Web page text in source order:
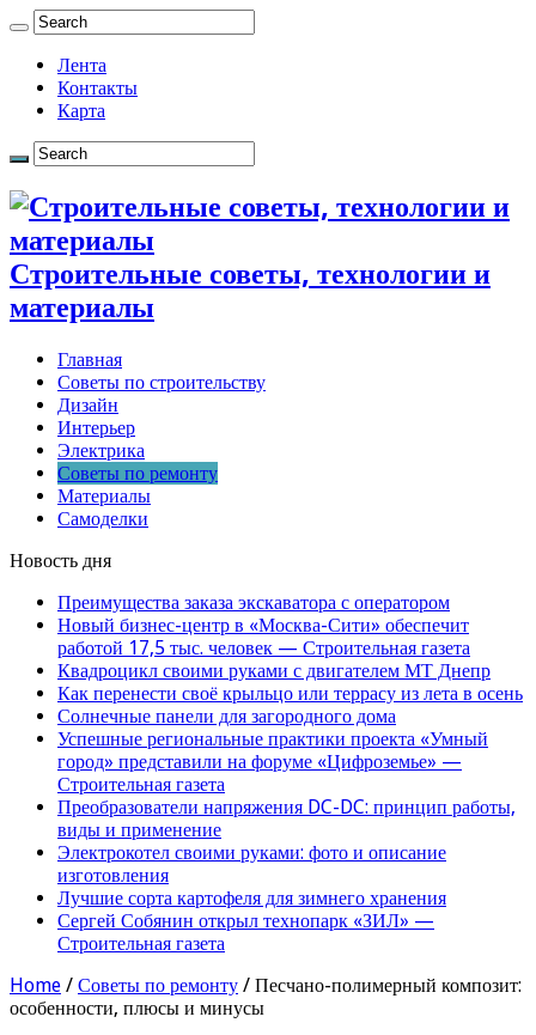
Лента
Контакты
Карта
Строительные советы, технологии и
материалы
Главная
Советы по строительству
Дизайн
Интерьер
Электрика
Советы по ремонту
Материалы
Самоделки
Новость дня
Преимущества заказа экскаватора с оператором
Новый бизнес-центр в «Москва-Сити» обеспечит
работой 17,5 тыс. человек — Строительная газета
Квадроцикл своими руками с двигателем МТ Днепр
Как перенести своё крыльцо или террасу из лета в осень
Солнечные панели для загородного дома
Успешные региональные практики проекта «Умный
город» представили на форуме «Цифроземье» —
Строительная газета
Преобразователи напряжения DC-DC: принцип работы,
виды и применение
Электрокотел своими руками: фото и описание
изготовления
Лучшие сорта картофеля для зимнего хранения
Сергей Собянин открыл технопарк «ЗИЛ» —
Строительная газета
Home / Советы по ремонту / Песчано-полимерный композит:
особенности, плюсы и минусы